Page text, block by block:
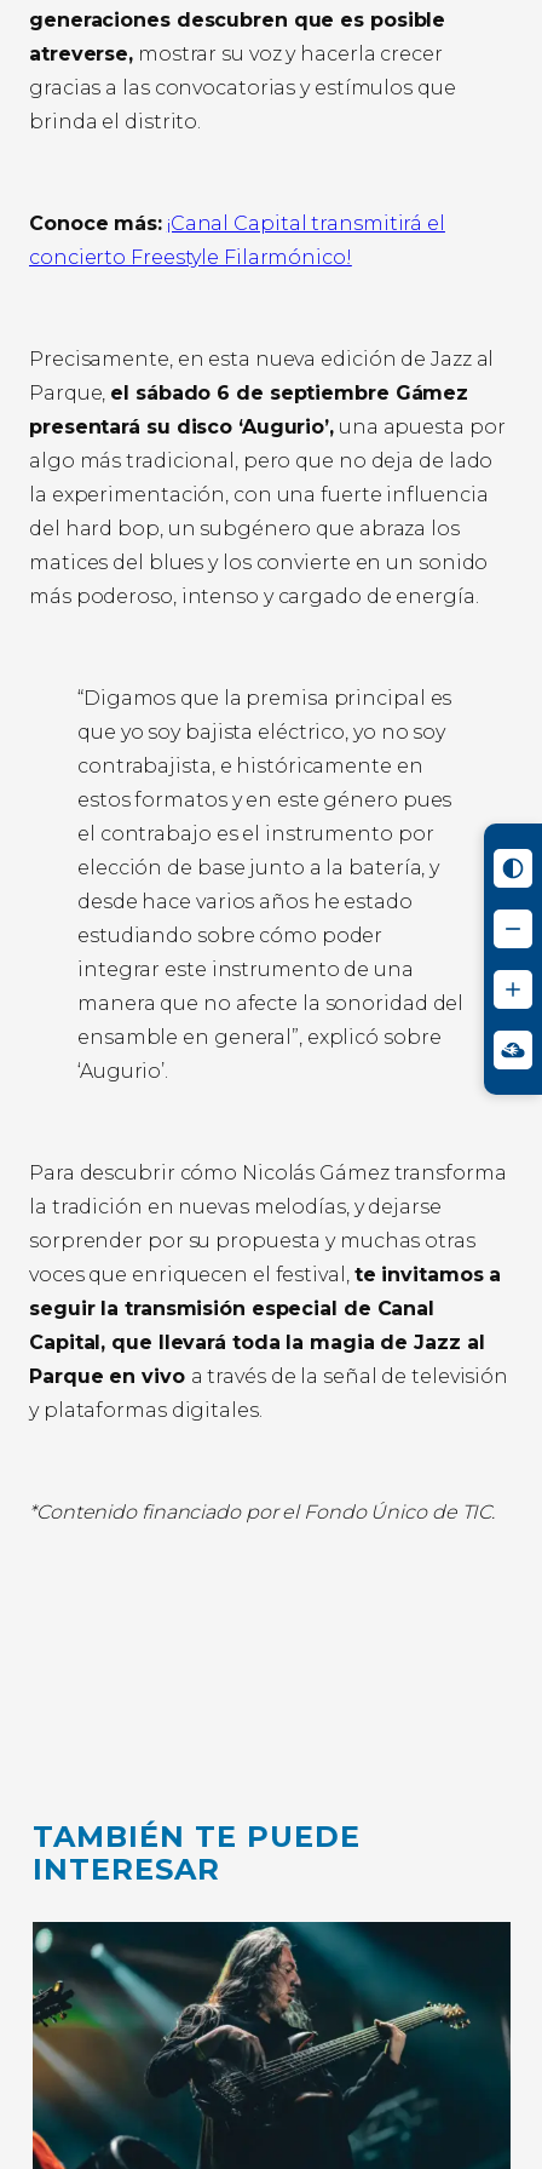
generaciones descubren que es posible
atreverse, mostrar su voz y hacerla crecer
gracias a las convocatorias y estímulos que
brinda el distrito.
Conoce más: ¡Canal Capital transmitirá el
concierto Freestyle Filarmónico!
Precisamente, en esta nueva edición de Jazz al
Parque, el sábado 6 de septiembre Gámez
presentará su disco ‘Augurio’, una apuesta por
algo más tradicional, pero que no deja de lado
la experimentación, con una fuerte influencia
del hard bop, un subgénero que abraza los
matices del blues y los convierte en un sonido
más poderoso, intenso y cargado de energía.
“Digamos que la premisa principal es
que yo soy bajista eléctrico, yo no soy
contrabajista, e históricamente en
estos formatos y en este género pues
el contrabajo es el instrumento por
elección de base junto a la batería, y
desde hace varios años he estado
estudiando sobre cómo poder
integrar este instrumento de una
manera que no afecte la sonoridad del
ensamble en general”, explicó sobre
‘Augurio’.
Para descubrir cómo Nicolás Gámez transforma
la tradición en nuevas melodías, y dejarse
sorprender por su propuesta y muchas otras
voces que enriquecen el festival, te invitamos a
seguir la transmisión especial de Canal
Capital, que llevará toda la magia de Jazz al
Parque en vivo a través de la señal de televisión
y plataformas digitales.
*Contenido financiado por el Fondo Único de TIC.
TAMBIÉN TE PUEDE
INTERESAR